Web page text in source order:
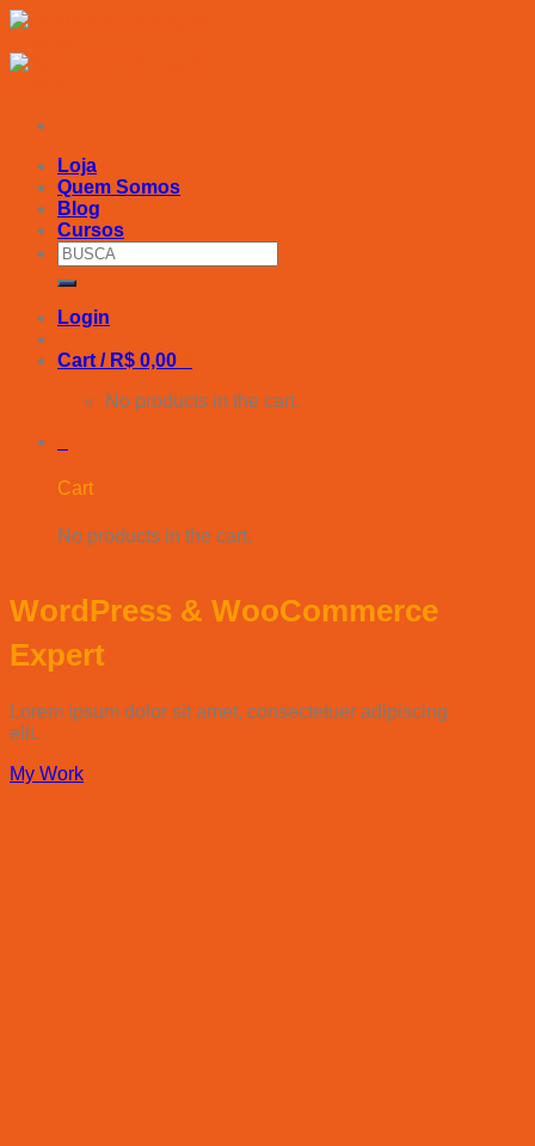
Skip
content
Loja
Quem Somos
Blog
Cursos
Search
for:
Login
Cart / R$ 0,00
No products in the cart.
Cart
No products in the cart.
WordPress & WooCommerce
Expert
Lorem ipsum dolor sit amet, consectetuer adipiscing
elit.
My Work